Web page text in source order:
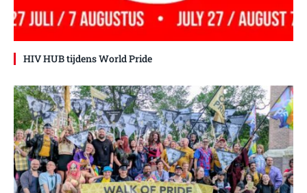
HIV HUB tijdens World Pride